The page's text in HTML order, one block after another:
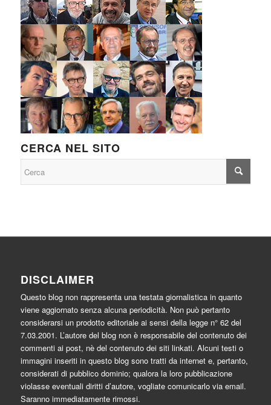
CERCA NEL SITO
DISCLAIMER
Questo blog non rappresenta una testata giornalistica in quanto
viene aggiornato senza alcuna periodicità. Non può pertanto
considerarsi un prodotto editoriale ai sensi della legge n° 62 del
7.03.2001. L’autore del blog non è responsabile del contenuto dei
commenti ai post, nè del contenuto dei siti linkati. Alcuni testi o
immagini inseriti in questo blog sono tratti da internet e, pertanto,
considerati di pubblico dominio; qualora la loro pubblicazione
violasse eventuali diritti d’autore, vogliate comunicarlo via email.
Saranno immediatamente rimossi.